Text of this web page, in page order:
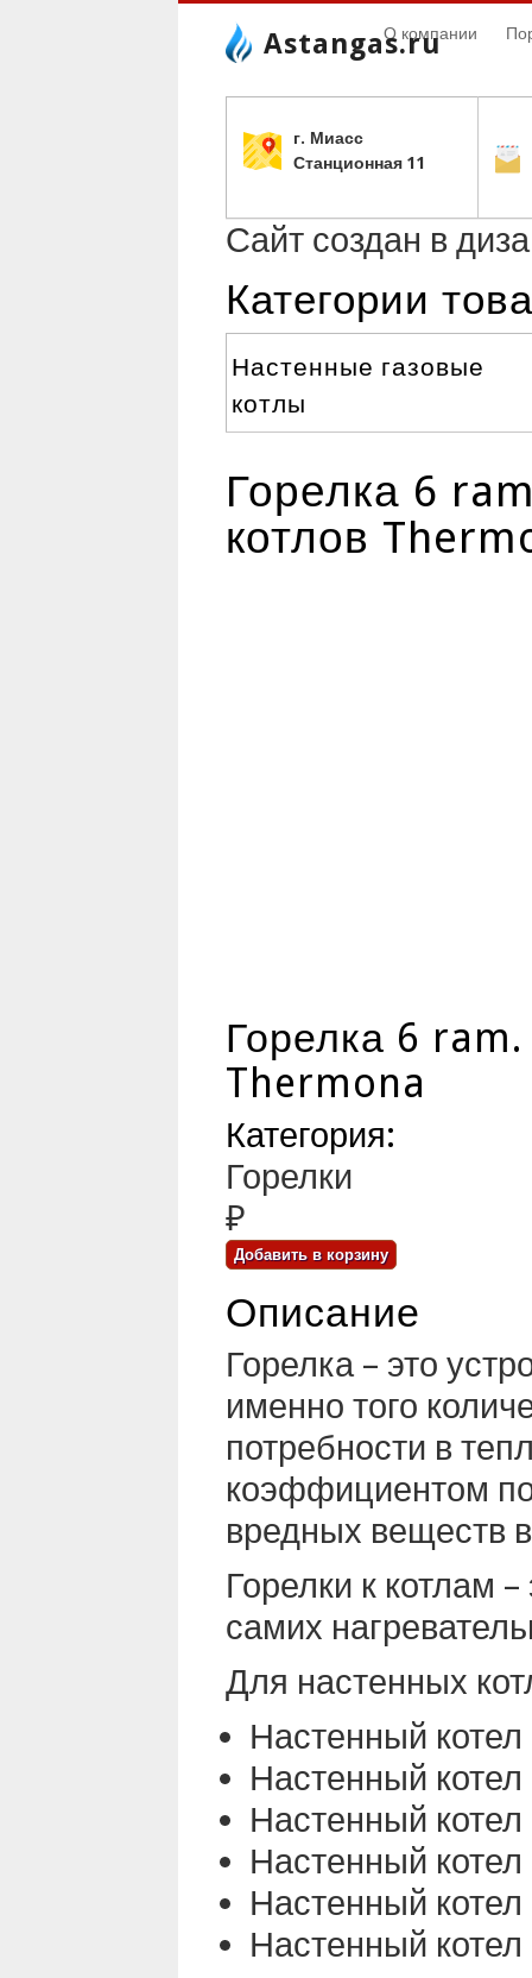
Astangas.ru
г. Миасс
Станционная 11
О компании
Сайт создан в
Категории
Настенные газовые
котлы
Горелка 6
котлов
Горелка 6
Thermona
Категория:
Горелки
₽
Описание
Горелка – это
именно того
потребности в
коэффициентом
вредных веществ
Горелки к котлам
самих
Для настенных
Настенный котел
Настенный котел
Настенный котел
Настенный котел
Настенный котел
Настенный котел